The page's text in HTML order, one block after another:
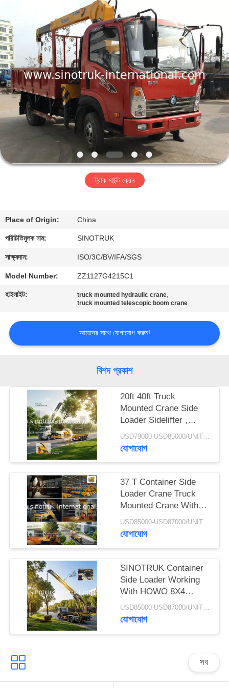
বাড়ি
পণ্য
আমাদের
সম্বন্ধে
কারখানা
গুণমান
নিয়ন্ত্রণ
আমাদের
সাথে
একটি
করুন
গোপনীয়তা
LTD..
All
Rights
Reserved.
ট্রাক মাউন্ট ক্রেন
Place of Origin: China
পরিচিতিমুলক নাম: SINOTRUK
সাক্ষ্যদান: ISO/3C/BV/IFA/SGS
Model Number: ZZ1127G4215C1
হাইলাইট: truck mounted hydraulic crane,
truck mounted telescopic boom crane
আমাদের সাথে যোগাযোগ করুন!
বিশদ প্রকাশ
20ft 40ft Truck
Mounted Crane Side
Loader Sidelifter ,
Container Self Loading
Semi Trailer
USD79000-USD85000/UNIT)negotiation MOQ:1 Unit
যোগাযোগ
37 T Container Side
Loader Crane Truck
Mounted Crane With
Hydraulic System
USD85000-USD87000/UNIT)negotiation MOQ:1 Unit
যোগাযোগ
SINOTRUK Container
Side Loader Working
With HOWO 8X4
Cargo Truck Chassis USD85000-USD87000/UNIT)negotiation MOQ:1 Unit
যোগাযোগ
সব